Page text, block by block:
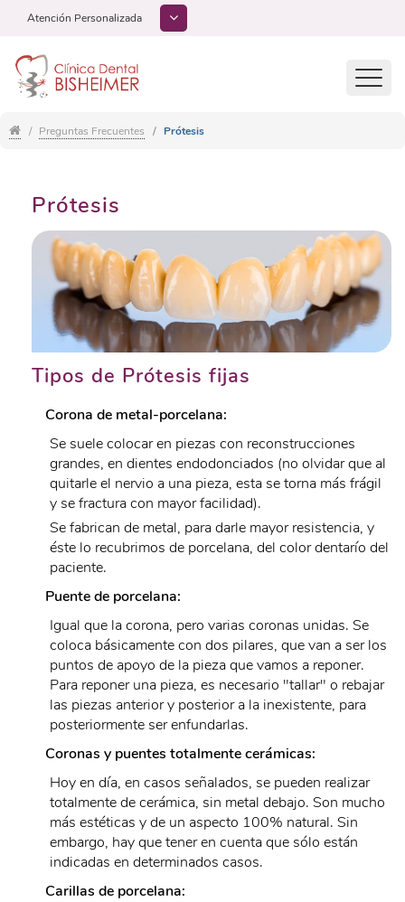
Atención Personalizada
Preguntas Frecuentes Prótesis
Prótesis
Tipos de Prótesis fijas
Corona de metal-porcelana:
Se suele colocar en piezas con reconstrucciones
grandes, en dientes endodonciados (no olvidar que al
quitarle el nervio a una pieza, esta se torna más frágil
y se fractura con mayor facilidad).
Se fabrican de metal, para darle mayor resistencia, y
éste lo recubrimos de porcelana, del color dentarío del
paciente.
Puente de porcelana:
Igual que la corona, pero varias coronas unidas. Se
coloca básicamente con dos pilares, que van a ser los
puntos de apoyo de la pieza que vamos a reponer.
Para reponer una pieza, es necesario "tallar" o rebajar
las piezas anterior y posterior a la inexistente, para
posteriormente ser enfundarlas.
Coronas y puentes totalmente cerámicas:
Hoy en día, en casos señalados, se pueden realizar
totalmente de cerámica, sin metal debajo. Son mucho
más estéticas y de un aspecto 100% natural. Sin
embargo, hay que tener en cuenta que sólo están
indicadas en determinados casos.
Carillas de porcelana: